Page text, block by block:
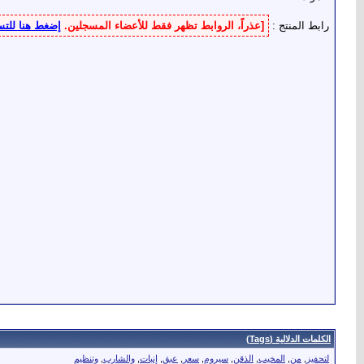
رابط المنتج : [عذراً، الروابط تظهر فقط للأعضاء المسجلين. إضغط هنا
الكلمات الدلالية (Tags)
لتحفيز
من المخيب الذقن سيروم سعر عبق إنبات والشارب وتنظيم